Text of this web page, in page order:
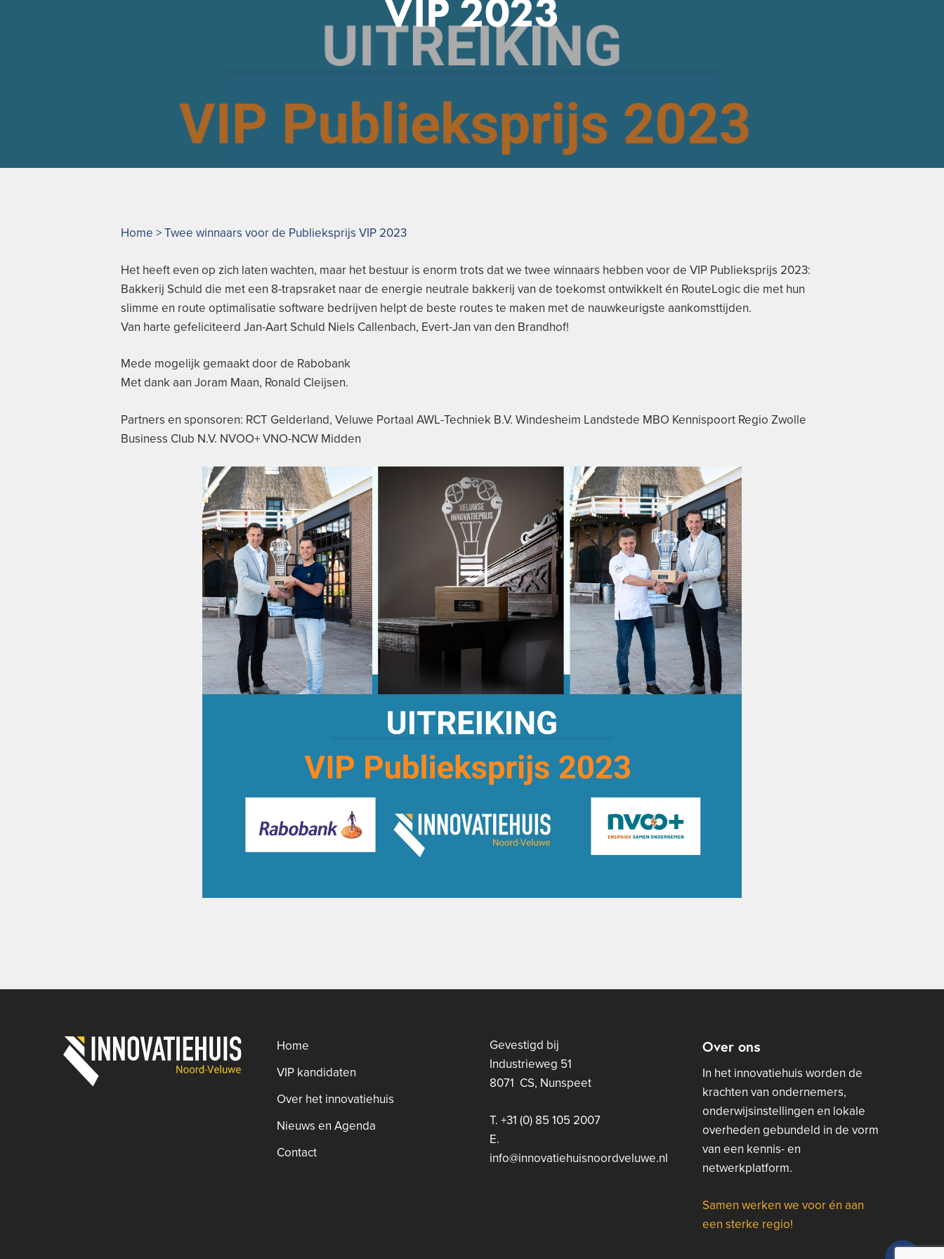
VIP 2023
Home >Twee winnaars voor de Publieksprijs VIP 2023
Het heeft even op zich laten wachten, maar het bestuur is enorm trots dat we twee winnaars hebben voor de VIP Publieksprijs 2023:
Bakkerij Schuld die met een 8-trapsraket naar de energie neutrale bakkerij van de toekomst ontwikkelt én RouteLogic die met hun
slimme en route optimalisatie software bedrijven helpt de beste routes te maken met de nauwkeurigste aankomsttijden.
Van harte gefeliciteerd Jan-Aart Schuld Niels Callenbach, Evert-Jan van den Brandhof!
Mede mogelijk gemaakt door de Rabobank
Met dank aan Joram Maan, Ronald Cleijsen.
Partners en sponsoren: RCT Gelderland, Veluwe Portaal AWL-Techniek B.V. Windesheim Landstede MBO Kennispoort Regio Zwolle
Business Club N.V. NVOO+ VNO-NCW Midden
Home
VIP kandidaten
Over het innovatiehuis
Nieuws en Agenda
Contact
Gevestigd bij
Industrieweg 51
8071 CS, Nunspeet
T. +31 (0) 85 105 2007
E.
info@innovatiehuisnoordveluwe.nl
Over ons
In het innovatiehuis worden de
krachten van ondernemers,
onderwijsinstellingen en lokale
overheden gebundeld in de vorm
van een kennis- en
netwerkplatform.
Samen werken we voor én aan
een sterke regio!